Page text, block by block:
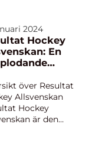
2024
Hockey
En
Mest
över Resultat
Allsvenskan
Hockey
är den